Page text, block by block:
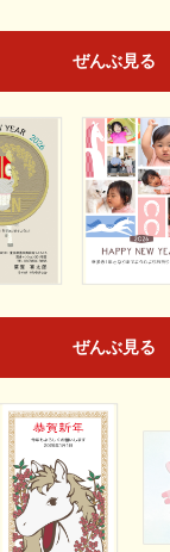
ぜんぶ見る
ぜんぶ見る